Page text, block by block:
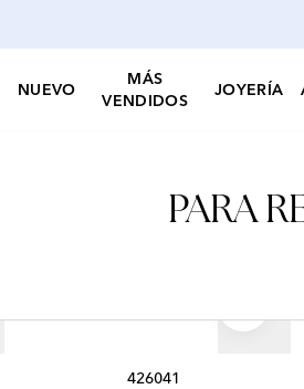
NUEVO
MÁS
VENDIDOS
JOYERÍA
PARA
426041